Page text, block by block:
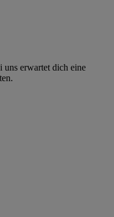
uns erwartet dich eine